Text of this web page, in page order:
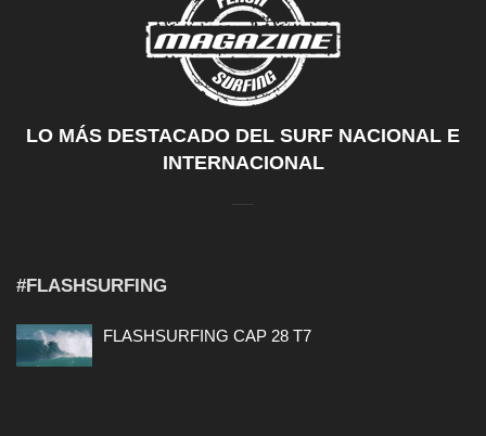
LO MÁS DESTACADO DEL SURF NACIONAL E
INTERNACIONAL
#FLASHSURFING
FLASHSURFING CAP 28 T7